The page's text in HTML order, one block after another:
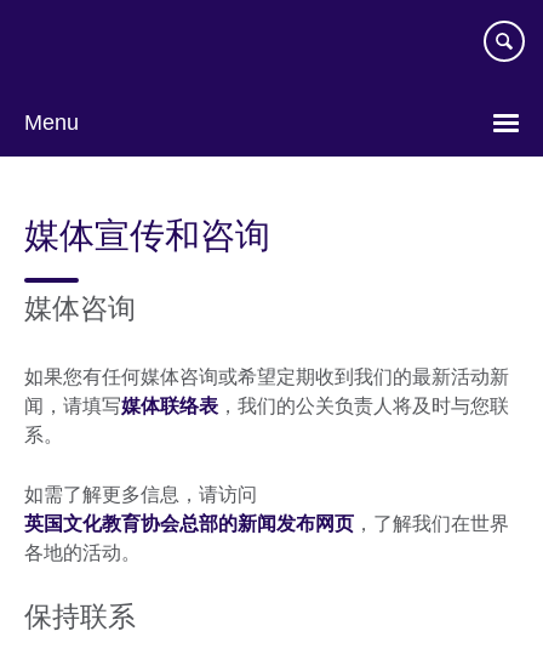
Menu
language
媒体宣传和咨询
媒体咨询
如果您有任何媒体咨询或希望定期收到我们的最新活动新
闻，请填写媒体联络表 ，我们的公关负责人将及时与您联
系。
如需了解更多信息，请访问
英国文化教育协会总部的新闻发布网页 ，了解我们在世界
各地的活动。
保持联系